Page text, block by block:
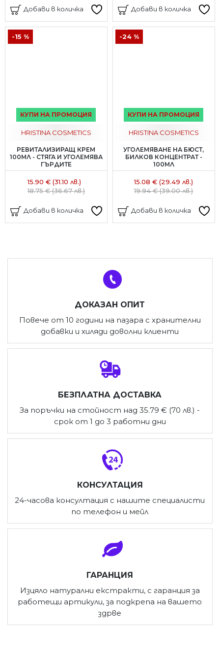
Добави в количка Добави в количка
КУПИ НА ПРОМОЦИЯ
-15 %
HRISTINA COSMETICS
РЕВИТАЛИЗИРАЩ КРЕМ
100МЛ - СТЯГА И УГОЛЕМЯВА
ГЪРДИТЕ
15.90 € (31.10 лв.)
18.75 € (36.67 лв.)
Добави в количка
КУПИ НА ПРОМОЦИЯ
-24 %
HRISTINA COSMETICS
УГОЛЕМЯВАНЕ НА БЮСТ,
БИЛКОВ КОНЦЕНТРАТ -
100МЛ
15.08 € (29.49 лв.)
19.94 € (39.00 лв.)
Добави в количка
ДОКАЗАН ОПИТ
Повече от 10 години на пазара с хранителни
добавки и хиляди доволни клиенти
БЕЗПЛАТНА ДОСТАВКА
За поръчки на стойност над 35.79 € (70 лв.) -
срок от 1 до 3 работни дни
КОНСУЛТАЦИЯ
24-часова консултация с нашите специалисти
по телефон и мейл
ГАРАНЦИЯ
Изцяло натурални екстракти, с гаранция за
работещи артикули, за подкрепа на вашето
здрве